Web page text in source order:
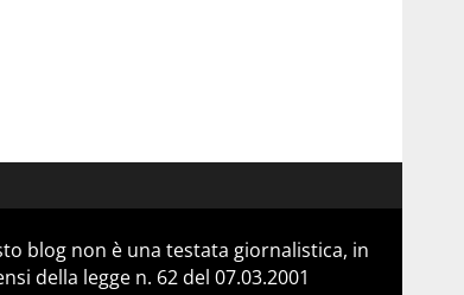
blog non è una testata giornalistica, in
della legge n. 62 del 07.03.2001